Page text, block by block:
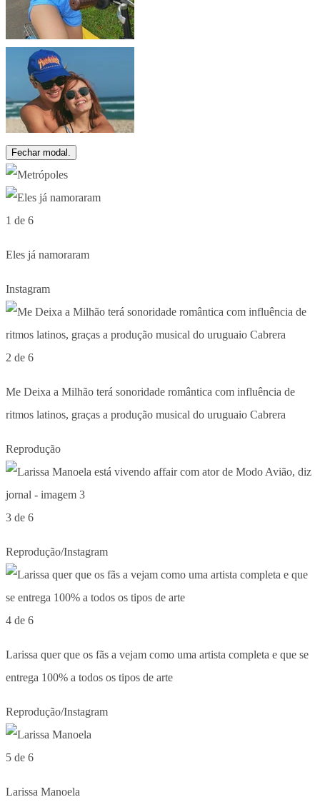
Fechar modal.
1 de 6
Eles já namoraram
Instagram
2 de 6
Me Deixa a Milhão terá sonoridade romântica com influência de
ritmos latinos, graças a produção musical do uruguaio Cabrera
Reprodução
3 de 6
Reprodução/Instagram
4 de 6
Larissa quer que os fãs a vejam como uma artista completa e que se
entrega 100% a todos os tipos de arte
Reprodução/Instagram
5 de 6
Larissa Manoela